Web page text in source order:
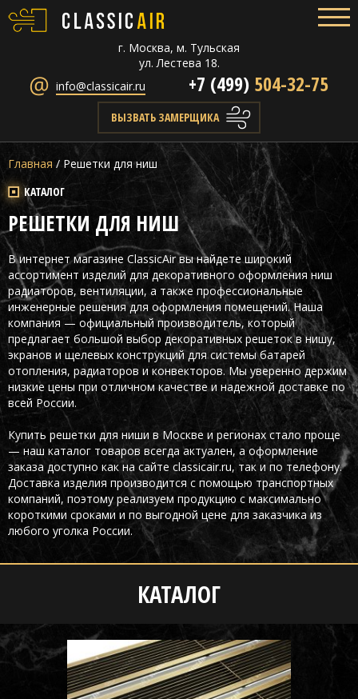
г. Москва, м. Тульская
ул. Лестева 18.
info@classicair.ru
+7 (499) 504-32-75
ВЫЗВАТЬ ЗАМЕРЩИКА
Главная / Решетки для ниш
КАТАЛОГ
РЕШЕТКИ ДЛЯ НИШ
В интернет магазине ClassicAir вы найдете широкий
ассортимент изделий для декоративного оформления ниш
радиаторов, вентиляции, а также профессиональные
инженерные решения для оформления помещений. Наша
компания — официальный производитель, который
предлагает большой выбор декоративных решеток в нишу,
экранов и щелевых конструкций для системы батарей
отопления, радиаторов и конвекторов. Мы уверенно держим
низкие цены при отличном качестве и надежной доставке по
всей России.
Купить решетки для ниши в Москве и регионах стало проще
— наш каталог товаров всегда актуален, а оформление
заказа доступно как на сайте classicair.ru, так и по телефону.
Доставка изделия производится с помощью транспортных
компаний, поэтому реализуем продукцию с максимально
короткими сроками и по выгодной цене для заказчика из
любого уголка России.
КАТАЛОГ